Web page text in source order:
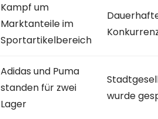
Kampf um
Marktanteile im
Sportartikelbereich
Adidas und Puma
standen für zwei
Lager
wurde